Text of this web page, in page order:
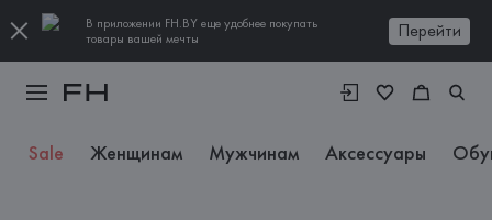
В приложении FH.BY еще удобнее покупать
товары вашей мечты
Перейти
Sale Женщинам Мужчинам Аксессуары